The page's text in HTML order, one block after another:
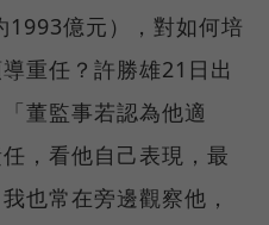
億元），對如何培
重任？許勝雄21日出
董監事若認為他適
，看他自己表現，最
也常在旁邊觀察他，